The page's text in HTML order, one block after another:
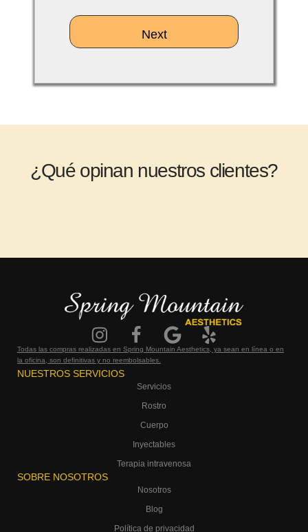
¿Qué opinan nuestros clientes?
Todas las compras realizadas en Spring Mountain Aesthetics, ya sean en línea o en
la oficina, son definitivas y no reembolsables.
NUESTROS SERVICIOS
Servicios
Rostro
Cuerpo
Inyectables
Terapia intravenosa
SOBRE NOSOTROS
Nosotros
Blog
Política de privacidad